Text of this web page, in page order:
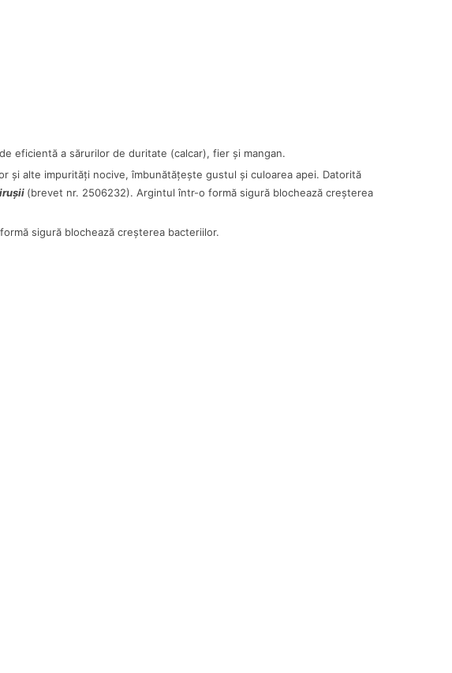
eficientă a sărurilor de duritate (calcar), fier și mangan.
și alte impurități nocive, îmbunătățește gustul și culoarea apei. Datorită
(brevet nr. 2506232). Argintul într-o formă sigură blochează creșterea
sigură blochează creșterea bacteriilor.